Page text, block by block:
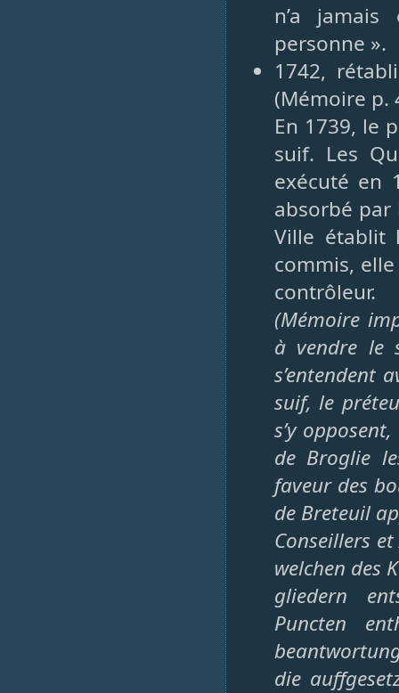
n’a jamais
personne ».
1742,
(Mémoire p.
En 1739, le
suif. Les
exécuté en
absorbé par
Ville établit
commis,
contrôleur.
(Mémoire
à vendre le
s’entendent
suif, le
s’y
de Broglie
faveur des
de Breteuil
Conseillers
welchen des
gliedern
Puncten
die